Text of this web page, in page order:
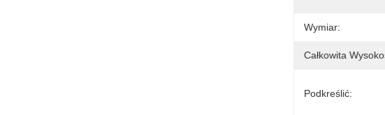
Wymiar:
Całkowita
Podkreślić: